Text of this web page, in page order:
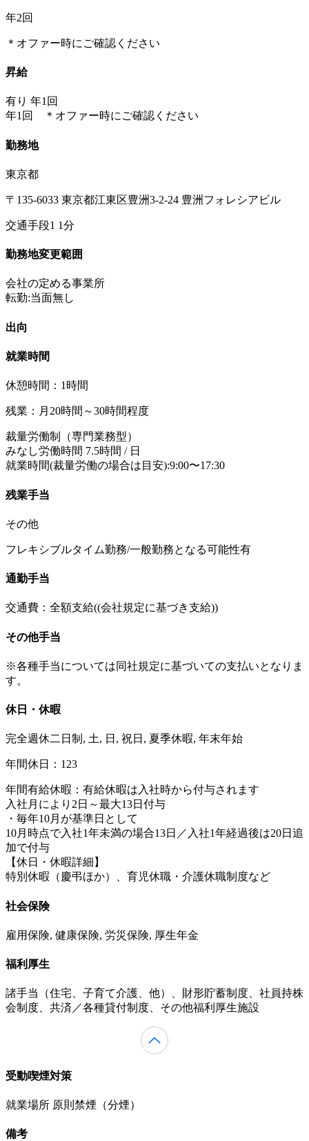
年2回
＊オファー時にご確認ください
昇給
有り 年1回
年1回 ＊オファー時にご確認ください
勤務地
東京都
〒135-6033 東京都江東区豊洲3-2-24 豊洲フォレシアビル
交通手段1 1分
勤務地変更範囲
会社の定める事業所
転勤:当面無し
出向
就業時間
休憩時間：1時間
残業：月20時間～30時間程度
裁量労働制（専門業務型）
みなし労働時間 7.5時間 / 日
就業時間(裁量労働の場合は目安):9:00〜17:30
残業手当
その他
フレキシブルタイム勤務/一般勤務となる可能性有
通勤手当
交通費：全額支給((会社規定に基づき支給))
その他手当
※各種手当については同社規定に基づいての支払いとなりま
す。
休日・休暇
完全週休二日制, 土, 日, 祝日, 夏季休暇, 年末年始
年間休日：123
年間有給休暇：有給休暇は入社時から付与されます
入社月により2日～最大13日付与
・毎年10月が基準日として
10月時点で入社1年未満の場合13日／入社1年経過後は20日追
加で付与
【休日・休暇詳細】
特別休暇（慶弔ほか）、育児休職・介護休職制度など
社会保険
雇用保険, 健康保険, 労災保険, 厚生年金
福利厚生
諸手当（住宅、子育て介護、他）、財形貯蓄制度、社員持株
会制度、共済／各種貸付制度、その他福利厚生施設
受動喫煙対策
就業場所 原則禁煙（分煙）
備考